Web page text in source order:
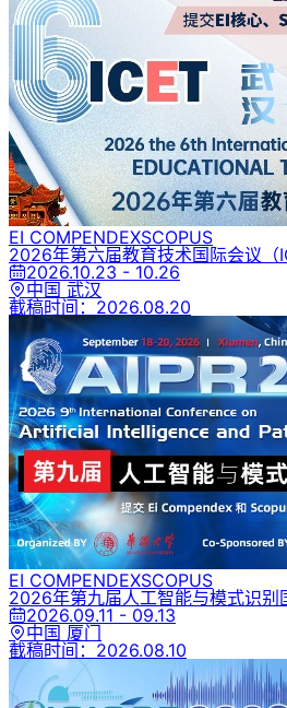
EI COMPENDEXSCOPUS
2026年第六届教育技术国际会议
2026.10.23 - 10.26
中国 武汉
截稿时间： 2026.08.20
EI COMPENDEXSCOPUS
2026年第九届人工智能与模式识别
2026.09.11 - 09.13
中国 厦门
截稿时间： 2026.08.10